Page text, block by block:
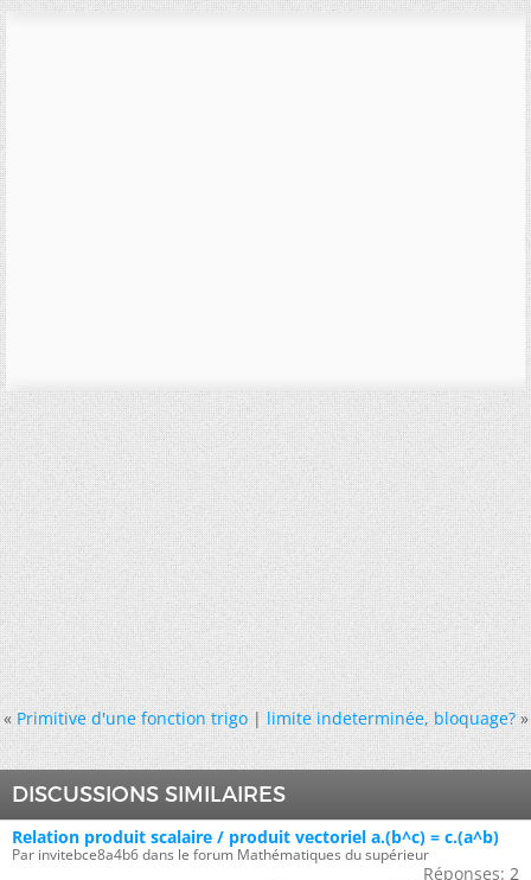
« Primitive d'une fonction trigo|limite indeterminée, bloquage? »
DISCUSSIONS SIMILAIRES
Relation produit scalaire / produit vectoriel a.(b^c) = c.(a^b)
Par invitebce8a4b6 dans le forum Mathématiques du supérieur
Réponses: 2